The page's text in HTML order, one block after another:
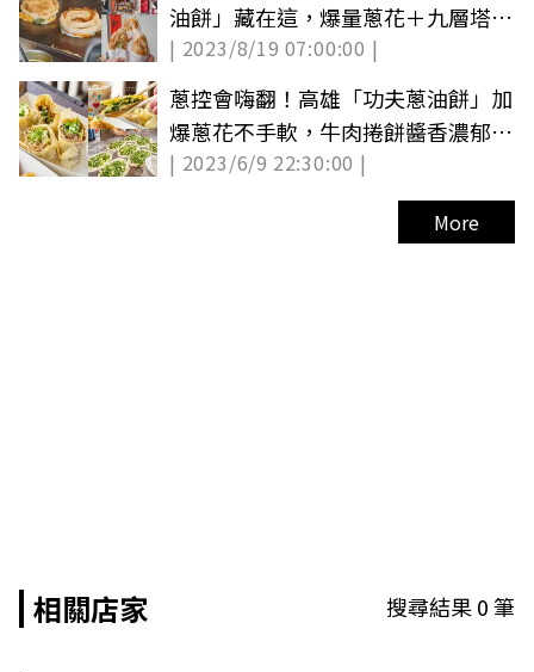
油餅」藏在這，爆量蔥花＋九層塔蛋
超過癮
| 2023/8/19 07:00:00 |
蔥控會嗨翻！高雄「功夫蔥油餅」加
爆蔥花不手軟，牛肉捲餅醬香濃郁也
必點
| 2023/6/9 22:30:00 |
More
相關店家 搜尋結果0筆